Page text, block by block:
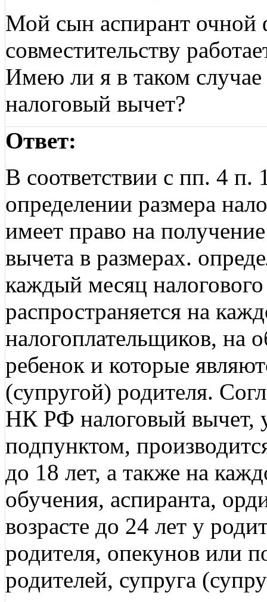
Мой сын аспирант
совместительству
Имею ли я в таком
налоговый вычет?
Ответ:
В соответствии с пп. 4
определении размера
имеет право на
вычета в размерах.
каждый месяц
распространяется на
налогоплательщиков, на
ребенок и которые
(супругой) родителя.
НК РФ налоговый вычет,
подпунктом,
до 18 лет, а также на
обучения, аспиранта,
возрасте до 24 лет у
родителя, опекунов или
родителей, супруга